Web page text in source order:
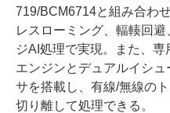
719/BCM6714と組み合わ
レスローミング、輻輳回
ジAI処理で実現。また、
エンジンとデュアルイシ
サを搭載し、有線/無線の
切り離して処理できる。